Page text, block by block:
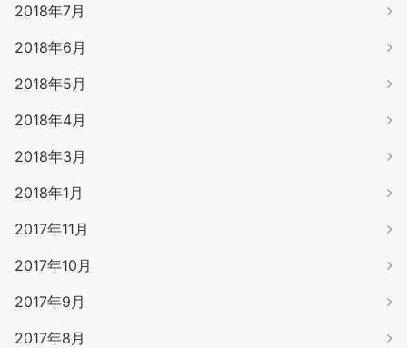
2018年7月
2018年6月
2018年5月
2018年4月
2018年3月
2018年1月
2017年11月
2017年10月
2017年9月
2017年8月